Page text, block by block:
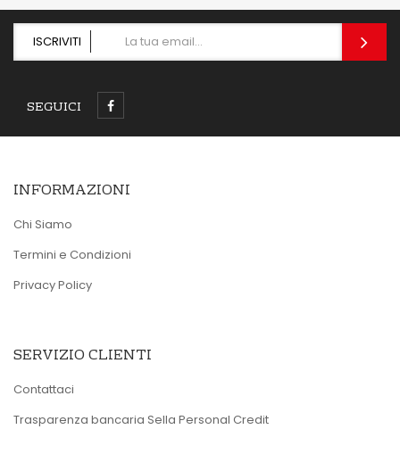
ISCRIVITI
SEGUICI
INFORMAZIONI
Chi Siamo
Termini e Condizioni
Privacy Policy
SERVIZIO CLIENTI
Contattaci
Trasparenza bancaria Sella Personal Credit